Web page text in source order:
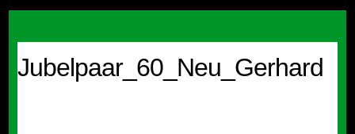
Jubelpaar_60_Neu_Gerhard